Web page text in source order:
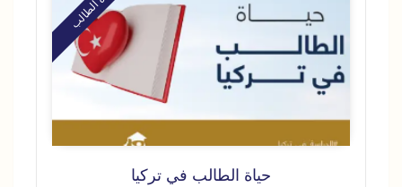
حياة الطالب في تركيا